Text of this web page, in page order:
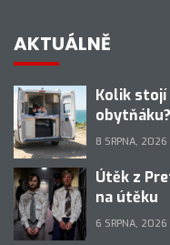
AKTUÁLNĚ
Kolik stojí
8 SRPNA, 2026
Útěk z
na útěku
6 SRPNA, 2026